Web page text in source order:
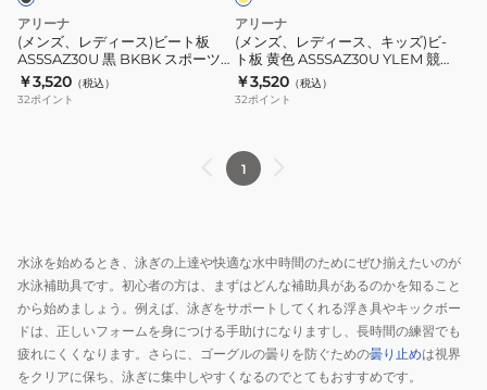
練
習
試
合
心
者
ビ
ギ
ナ
ー
ト
板
AS5SAZ30U
運
動
試
合
練
アリーナ
(メンズ、レディース)ビート板
AS5SAZ30U 黒 BKBK スポーツ
運動 試合 練習 スイム 水泳補助 学
校 学生 小学生 中学生 授業 シンプ
ル ロゴ
￥3,520 （税込）
32ポイント
ッ
ズ)
ビ-
ト
色
泳
用
練
習
用
アリーナ
(メンズ、レディース、キッズ)ビ-
ト板 黄色 AS5SAZ30U YLEM 競
泳用 練習用 補助具 プルボード ロ
ゴ入り
￥3,520 （税込）
32ポイント
1
水泳を始めるとき、泳ぎの上達や快適な水中時間のためにぜひ揃えたいのが
水泳補助具です。初心者の方は、まずはどんな補助具があるのかを知ること
から始めましょう。例えば、泳ぎをサポートしてくれる浮き具やキックボー
ドは、正しいフォームを身につける手助けになりますし、長時間の練習でも
疲れにくくなります。さらに、ゴーグルの曇りを防ぐための曇り止めは視界
をクリアに保ち、泳ぎに集中しやすくなるのでとてもおすすめです。